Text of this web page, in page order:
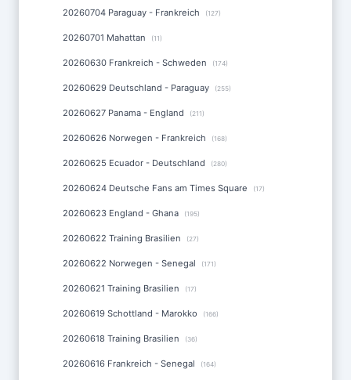
20260704 Paraguay - Frankreich (127)
20260701 Mahattan (11)
20260630 Frankreich - Schweden (174)
20260629 Deutschland - Paraguay (255)
20260627 Panama - England (211)
20260626 Norwegen - Frankreich (168)
20260625 Ecuador - Deutschland (280)
20260624 Deutsche Fans am Times Square (17)
20260623 England - Ghana (195)
20260622 Training Brasilien (27)
20260622 Norwegen - Senegal (171)
20260621 Training Brasilien (17)
20260619 Schottland - Marokko (166)
20260618 Training Brasilien (36)
20260616 Frankreich - Senegal (164)